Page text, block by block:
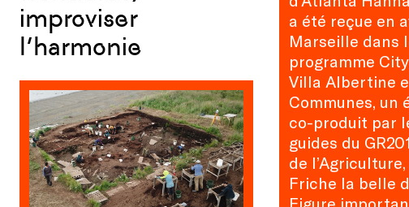
improviser
l’harmonie
a été reçue en
Marseille dans
programme
Villa Albertine
Communes, un
co-produit par
guides du
de
Friche la belle
Figure